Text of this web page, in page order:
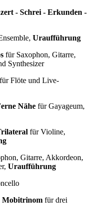
- Schrei - Erkunden -
Uraufführung
für Saxophon, Gitarre,
Synthesizer
für Flöte und Live-
Nähe für Gayageum,
für Violine,
Gitarre, Akkordeon,
Uraufführung
Mobitrinom für drei